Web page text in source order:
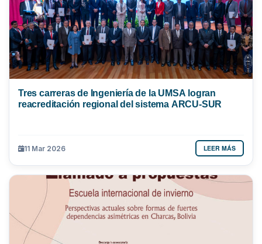
Tres carreras de Ingeniería de la UMSA logran
reacreditación regional del sistema ARCU-SUR
11 Mar 2026 LEER MÁS